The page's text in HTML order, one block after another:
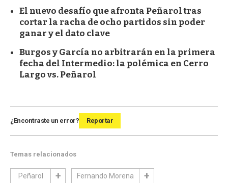
El nuevo desafío que afronta Peñarol tras
cortar la racha de ocho partidos sin poder
ganar y el dato clave
Burgos y García no arbitrarán en la primera
fecha del Intermedio: la polémica en Cerro
Largo vs. Peñarol
¿Encontraste un error? Reportar
Temas relacionados
Peñarol Fernando Morena